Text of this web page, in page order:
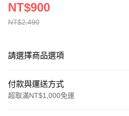
NT$2,490
NT$900
請選擇商品選項
付款與運送方式
超取滿NT$1,000免運